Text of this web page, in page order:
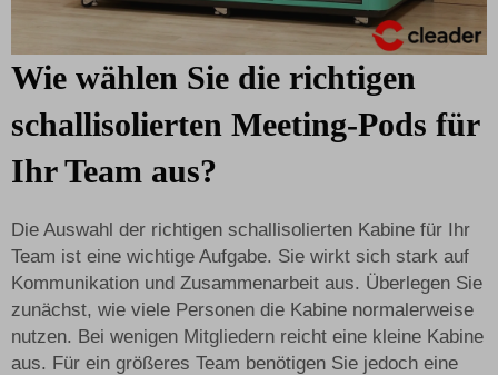
Wie wählen Sie die richtigen
schallisolierten Meeting-Pods für
Ihr Team aus?
Die Auswahl der richtigen schallisolierten Kabine für Ihr
Team ist eine wichtige Aufgabe. Sie wirkt sich stark auf
Kommunikation und Zusammenarbeit aus. Überlegen Sie
zunächst, wie viele Personen die Kabine normalerweise
nutzen. Bei wenigen Mitgliedern reicht eine kleine Kabine
aus. Für ein größeres Team benötigen Sie jedoch eine